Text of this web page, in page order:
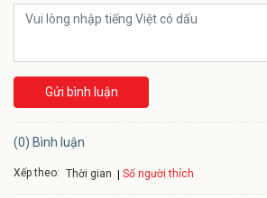
Gửi bình luận
(0) Bình luận
Xếp theo: Thời gian Số người thích